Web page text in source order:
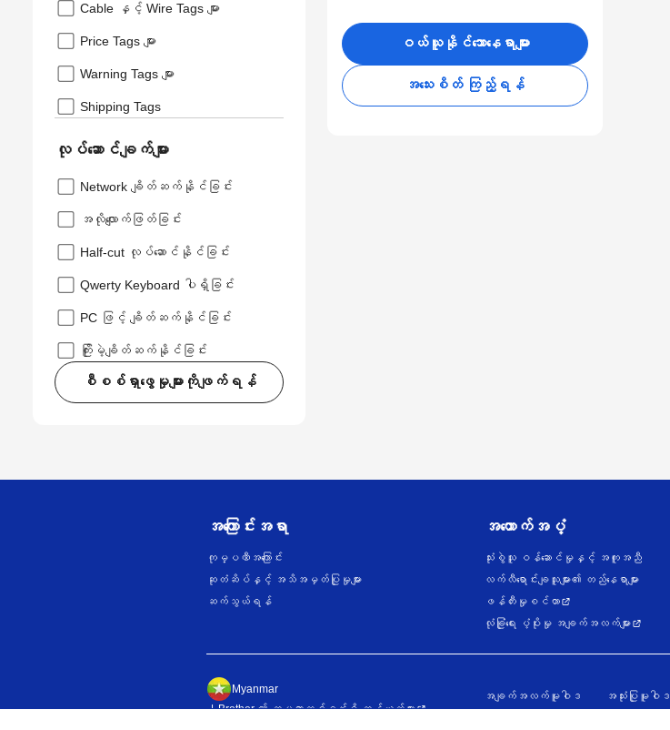
Cable နှင့် Wire Tags များ
Price Tags များ
Warning Tags များ
Shipping Tags
လုပ်ဆောင်ချက်များ
Network ချိတ်ဆက်နိုင်ခြင်း
အလိုလျောက်ဖြတ်ခြင်း
Half-cut လုပ်ဆောင်နိုင်ခြင်း
Qwerty Keyboard ပါရှိခြင်း
PC ဖြင့် ချိတ်ဆက်နိုင်ခြင်း
ကြိုးမဲ့ချိတ်ဆက်နိုင်ခြင်း
စီစစ်ရှာဖွေမှုများကိုဖျက်ရန်
ဝယ်ယူနိုင်သောနေရာများ
အသေးစိတ် ကြည့်ရန်
အကြောင်းအရာ
ကုမ္ပဏီအကြောင်း
ဆုတံဆိပ်နှင့် အသိအမှတ်ပြုမှုများ
ဆက်သွယ်ရန်
အထောက်အပံ့
သုံးစွဲသူ ဝန်ဆောင်မှုနှင့် အကူအညီ
လက်လီရောင်းချသူများ၏ တည်နေရာများ
ဖန်တီးမှုစင်တာ
လုံခြုံရေး ပံ့ပိုးမှု အချက်အလက်များ
Myanmar
Brother ၏ ကမ္ဘာတစ်ဝန်းရှိ ကွန်ယက်များ
အချက်အလက်မူဝါဒ အသုံးပြုမူဝါဒ